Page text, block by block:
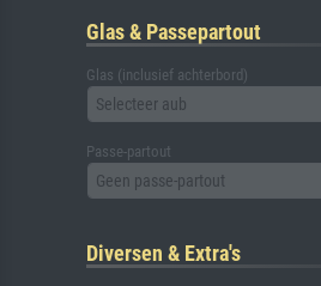
Glas & Passepartout
Glas (inclusief achterbord)
Selecteer aub
Passe-partout
Geen passe-partout
Diversen & Extra's